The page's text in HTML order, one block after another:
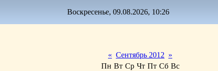
Воскресенье, 09.08.2026, 10:26
« Сентябрь 2012 »
Пн Вт Ср Чт Пт Сб Вс